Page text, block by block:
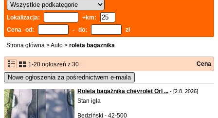
Lokalizacja:
+km:
Cena od:
- do: zł
Strona główna >Auto > roleta bagaznika
1-20 ogłoszeń z 30 Cena
Nowe ogłoszenia za pośrednictwem e-maila
Roleta bagażnika chevrolet Orl ... - [2.8. 2026]
Stan igla
Będziński - 42-500